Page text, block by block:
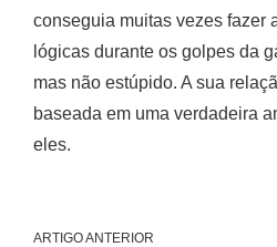
conseguia muitas vezes fazer
lógicas durante os golpes da
mas não estúpido. A sua
baseada em uma verdadeira
eles.
ARTIGO ANTERIOR